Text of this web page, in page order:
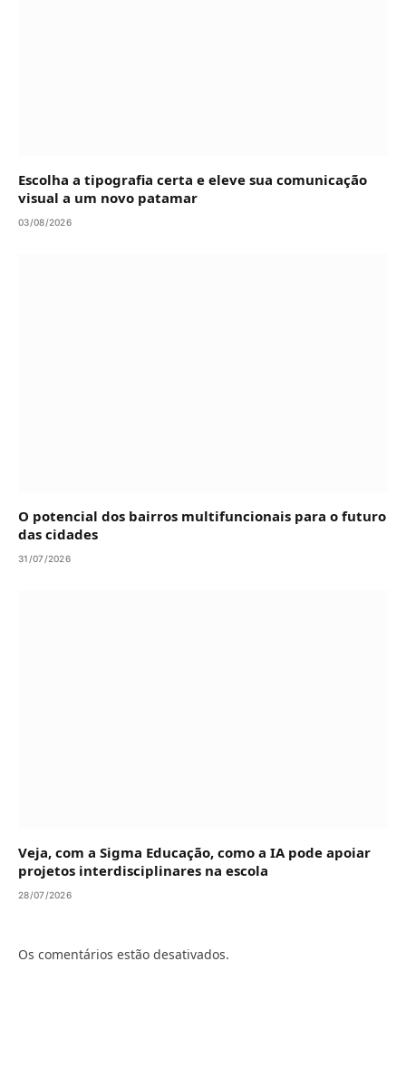
Escolha a tipografia certa e eleve sua comunicação
visual a um novo patamar
03/08/2026
O potencial dos bairros multifuncionais para o futuro
das cidades
31/07/2026
Veja, com a Sigma Educação, como a IA pode apoiar
projetos interdisciplinares na escola
28/07/2026
Os comentários estão desativados.